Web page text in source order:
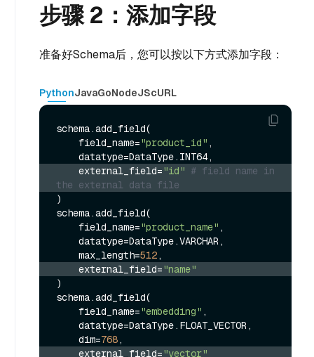
步骤 2：添加字段
准备好Schema后，您可以按以下方式添加字段：
PythonJavaGoNodeJScURL
schema.add_field(
    field_name=
"product_id" ,
    external_field=
"id" # field name in
the external data file
)
schema.add_field(
    field_name=
"product_name" ,
    max_length=
512
    external_field=
"name"
)
schema.add_field(
    field_name=
"embedding" ,
    dim=
768
    external_field=
"vector"